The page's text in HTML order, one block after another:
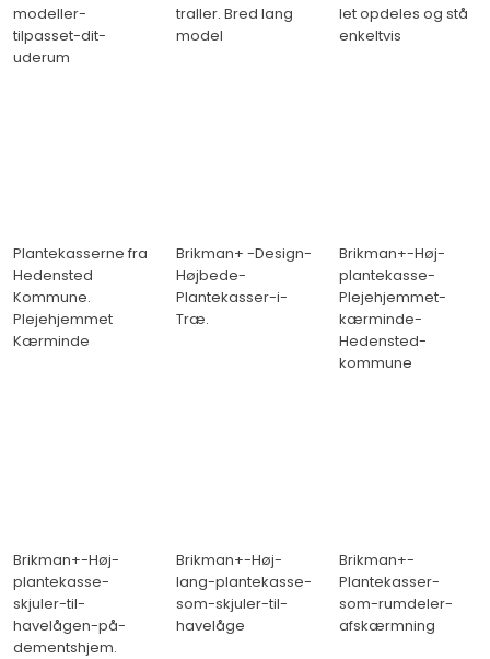
modeller-
tilpasset-dit-
uderum
traller. Bred lang
model
let opdeles og stå
enkeltvis
Plantekasserne fra
Hedensted
Kommune.
Plejehjemmet
Kærminde
Brikman+ -Design-
Højbede-
Plantekasser-i-
Træ.
Brikman+-Høj-
plantekasse-
Plejehjemmet-
kærminde-
Hedensted-
kommune
Brikman+-Høj-
plantekasse-
skjuler-til-
havelågen-på-
dementshjem.
Brikman+-Høj-
lang-plantekasse-
som-skjuler-til-
havelåge
Brikman+-
Plantekasser-
som-rumdeler-
afskærmning